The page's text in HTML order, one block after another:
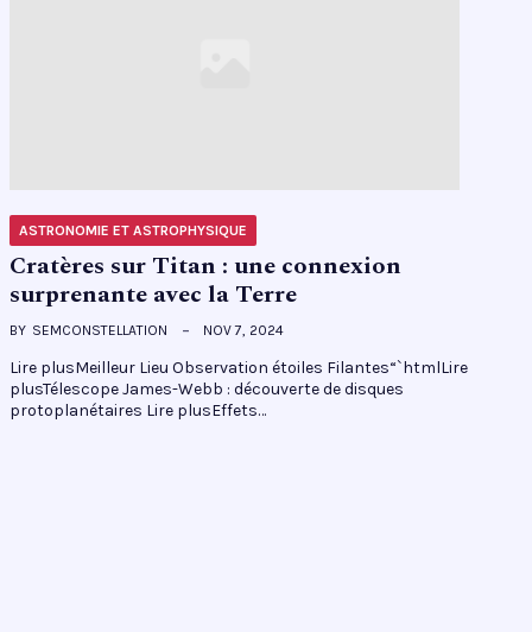
ASTRONOMIE ET ASTROPHYSIQUE
Cratères sur Titan : une connexion
surprenante avec la Terre
BY SEMCONSTELLATION NOV 7, 2024
Lire plusMeilleur Lieu Observation étoiles Filantes“`htmlLire
plusTélescope James-Webb : découverte de disques
protoplanétaires Lire plusEffets…